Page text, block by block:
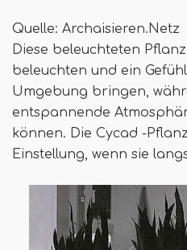
Quelle: Archaisieren.Netz
Diese beleuchteten
beleuchten und ein
Umgebung bringen,
entspannende
können. Die Cycad -
Einstellung, wenn sie